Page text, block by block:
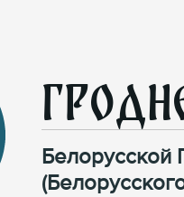
Белорусской